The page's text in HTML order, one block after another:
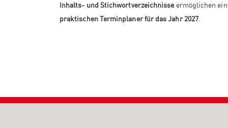
Inhalts- und Stichwortverzeichnisse ermöglichen
praktischen Terminplaner für das Jahr 2027.